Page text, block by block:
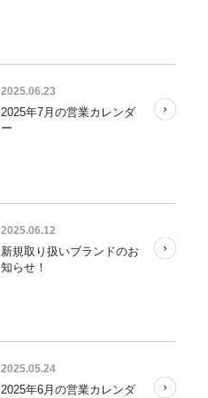
2025.06.23
2025年7月の営業カレンダ
ー
2025.06.12
新規取り扱いブランドのお
知らせ！
2025.05.24
2025年6月の営業カレンダ